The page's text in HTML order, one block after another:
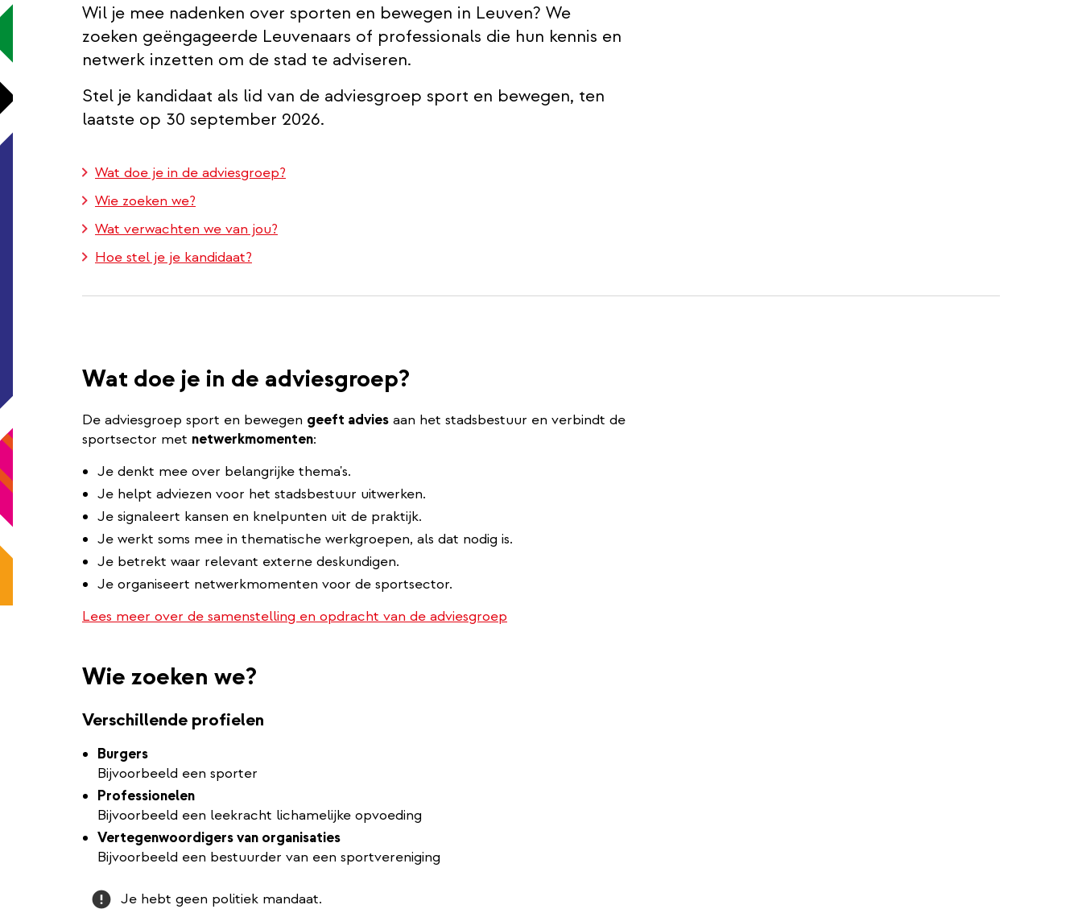
Wil je mee nadenken over sporten en bewegen in Leuven? We
zoeken geëngageerde Leuvenaars of professionals die hun kennis en
netwerk inzetten om de stad te adviseren.
Stel je kandidaat als lid van de adviesgroep sport en bewegen, ten
laatste op 30 september 2026.
Wat doe je in de adviesgroep?
Wie zoeken we?
Wat verwachten we van jou?
Hoe stel je je kandidaat?
Wat doe je in de adviesgroep?
De adviesgroep sport en bewegen geeft advies aan het stadsbestuur en verbindt de
sportsector met netwerkmomenten:
Je denkt mee over belangrijke thema's.
Je helpt adviezen voor het stadsbestuur uitwerken.
Je signaleert kansen en knelpunten uit de praktijk.
Je werkt soms mee in thematische werkgroepen, als dat nodig is.
Je betrekt waar relevant externe deskundigen.
Je organiseert netwerkmomenten voor de sportsector.
Lees meer over de samenstelling en opdracht van de adviesgroep
Wie zoeken we?
Verschillende profielen
Burgers
Bijvoorbeeld een sporter
Professionelen
Bijvoorbeeld een leekracht lichamelijke opvoeding
Vertegenwoordigers van organisaties
Bijvoorbeeld een bestuurder van een sportvereniging
Attention
Je hebt geen politiek mandaat.